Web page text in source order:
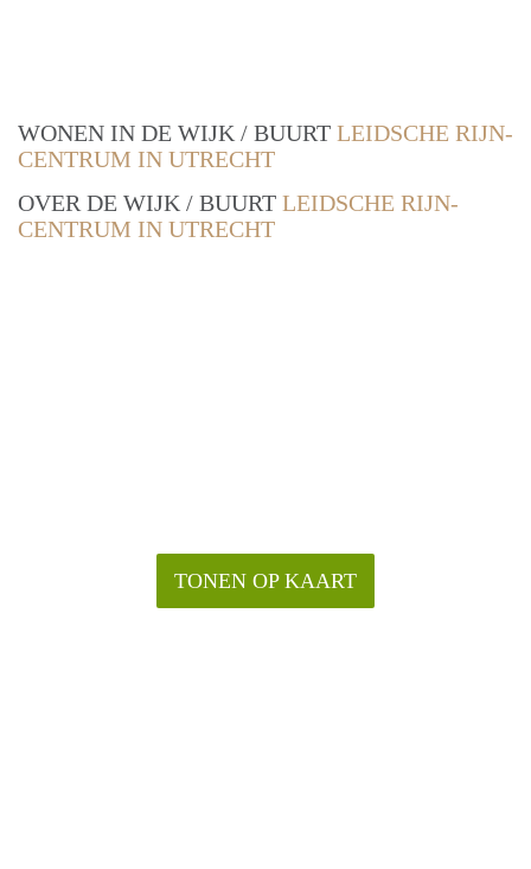
WONEN IN DE WIJK / BUURT LEIDSCHE RIJN-
CENTRUM IN UTRECHT
OVER DE WIJK / BUURT LEIDSCHE RIJN-
CENTRUM IN UTRECHT
TONEN OP KAART